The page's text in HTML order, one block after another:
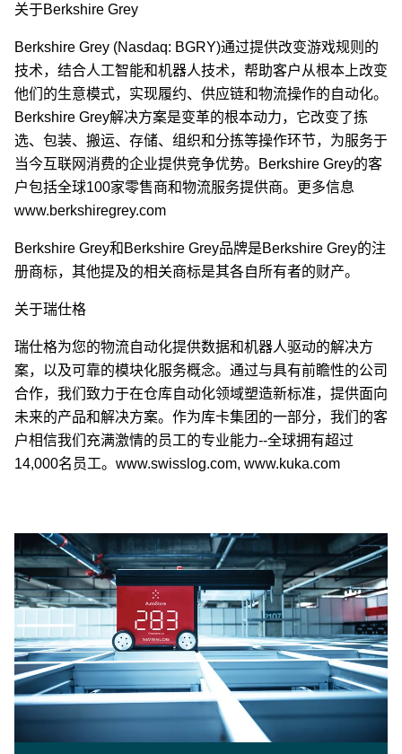
关于Berkshire Grey
Berkshire Grey (Nasdaq: BGRY)通过提供改变游戏规则的
技术，结合人工智能和机器人技术，帮助客户从根本上改变
他们的生意模式，实现履约、供应链和物流操作的自动化。
Berkshire Grey解决方案是变革的根本动力，它改变了拣
选、包装、搬运、存储、组织和分拣等操作环节，为服务于
当今互联网消费的企业提供竞争优势。Berkshire Grey的客
户包括全球100家零售商和物流服务提供商。更多信息
www.berkshiregrey.com
Berkshire Grey和Berkshire Grey品牌是Berkshire Grey的注
册商标，其他提及的相关商标是其各自所有者的财产。
关于瑞仕格
瑞仕格为您的物流自动化提供数据和机器人驱动的解决方
案，以及可靠的模块化服务概念。通过与具有前瞻性的公司
合作，我们致力于在仓库自动化领域塑造新标准，提供面向
未来的产品和解决方案。作为库卡集团的一部分，我们的客
户相信我们充满激情的员工的专业能力--全球拥有超过
14,000名员工。www.swisslog.com, www.kuka.com